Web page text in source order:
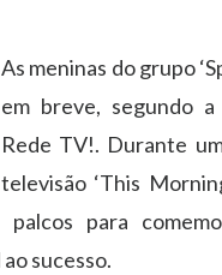
As meninas dogrupo
em breve, segundo
Rede TV!. Durante
televisão ‘This
para
sucesso.